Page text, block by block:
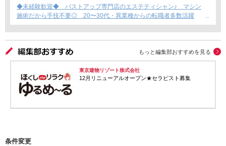
◆未経験歓迎◆ バストアップ専門店のエステティシャン♪ マシン
施術だから手技不要◎ 20〜30代・異業種からの転職者多数活躍
中！
もっと編集部おすすめを見る
東京建物リゾート株式会社
12月リニューアルオープン★セラピスト募集
条件変更